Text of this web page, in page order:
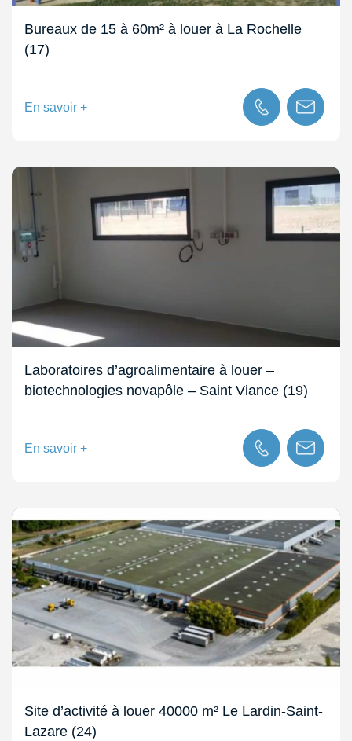
Bureaux de 15 à 60m² à louer à La Rochelle
(17)
En savoir +
Laboratoires d’agroalimentaire à louer –
biotechnologies novapôle – Saint Viance (19)
En savoir +
Site d’activité à louer 40000 m² Le Lardin-Saint-
Lazare (24)